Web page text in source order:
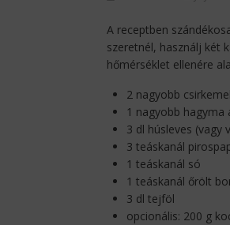
A receptben
szeretnél, használj két
hőmérséklet ellenére
2 nagyobb
1 nagyobb hagyma
3 dl húsleves (vagy
3 teáskanál
1 teáskanál só
1 teáskanál őrölt
3 dl tejföl
opcionális: 200 g